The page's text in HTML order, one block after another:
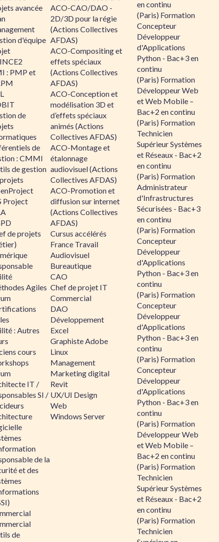
avancée
d'équipe
: PMP et
de
de
: CMMI
de gestion
Project
de projets
Agiles
: Autres
cours
IT /
SI /
de la
et des
de
ACO-CAO/DAO -
2D/3D pour la régie
(Actions Collectives
AFDAS)
ACO-Compositing et
effets spéciaux
(Actions Collectives
AFDAS)
ACO-Conception et
modélisation 3D et
d’effets spéciaux
animés (Actions
Collectives AFDAS)
ACO-Montage et
étalonnage
audiovisuel (Actions
Collectives AFDAS)
ACO-Promotion et
diffusion sur internet
(Actions Collectives
AFDAS)
Cursus accélérés
France Travail
Audiovisuel
Bureautique
CAO
Chef de projet IT
Commercial
DAO
Développement
Excel
Graphiste Adobe
Linux
Management
Marketing digital
Revit
UX/UI Design
Web
Windows Server
en continu
(Paris) Formation
Concepteur
Développeur
d'Applications
Python - Bac+3 en
continu
(Paris) Formation
Développeur Web
et Web Mobile –
Bac+2 en continu
(Paris) Formation
Technicien
Supérieur Systèmes
et Réseaux - Bac+2
en continu
(Paris) Formation
Administrateur
d'Infrastructures
Sécurisées - Bac+3
en continu
(Paris) Formation
Concepteur
Développeur
d'Applications
Python - Bac+3 en
continu
(Paris) Formation
Concepteur
Développeur
d'Applications
Python - Bac+3 en
continu
(Paris) Formation
Concepteur
Développeur
d'Applications
Python - Bac+3 en
continu
(Paris) Formation
Développeur Web
et Web Mobile –
Bac+2 en continu
(Paris) Formation
Technicien
Supérieur Systèmes
et Réseaux - Bac+2
en continu
(Paris) Formation
Technicien